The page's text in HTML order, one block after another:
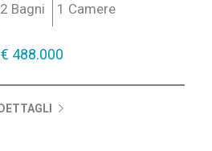
2 Bagni 1 Camere
€ 488.000
DETTAGLI